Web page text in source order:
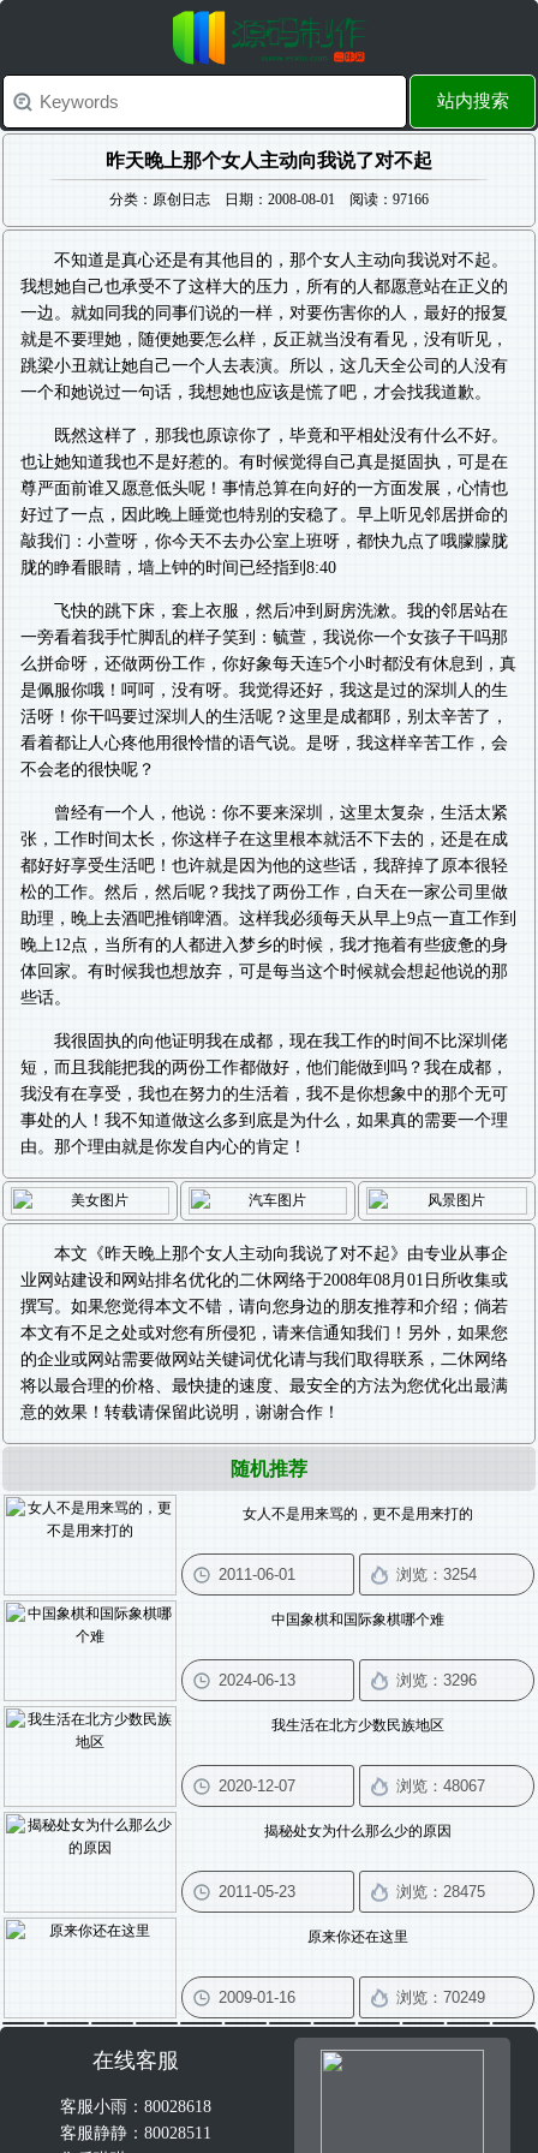
站内搜索
昨天晚上那个女人主动向我说了对不起
分类：原创日志 日期：2008-08-01 阅读：97166
不知道是真心还是有其他目的，那个女人主动向我说对不起。
我想她自己也承受不了这样大的压力，所有的人都愿意站在正义的
一边。就如同我的同事们说的一样，对要伤害你的人，最好的报复
就是不要理她，随便她要怎么样，反正就当没有看见，没有听见，
跳梁小丑就让她自己一个人去表演。所以，这几天全公司的人没有
一个和她说过一句话，我想她也应该是慌了吧，才会找我道歉。
既然这样了，那我也原谅你了，毕竟和平相处没有什么不好。
也让她知道我也不是好惹的。有时候觉得自己真是挺固执，可是在
尊严面前谁又愿意低头呢！事情总算在向好的一方面发展，心情也
好过了一点，因此晚上睡觉也特别的安稳了。早上听见邻居拼命的
敲我们：小萱呀，你今天不去办公室上班呀，都快九点了哦朦朦胧
胧的睁看眼睛，墙上钟的时间已经指到8:40
飞快的跳下床，套上衣服，然后冲到厨房洗漱。我的邻居站在
一旁看着我手忙脚乱的样子笑到：毓萱，我说你一个女孩子干吗那
么拼命呀，还做两份工作，你好象每天连5个小时都没有休息到，真
是佩服你哦！呵呵，没有呀。我觉得还好，我这是过的深圳人的生
活呀！你干吗要过深圳人的生活呢？这里是成都耶，别太辛苦了，
看着都让人心疼他用很怜惜的语气说。是呀，我这样辛苦工作，会
不会老的很快呢？
曾经有一个人，他说：你不要来深圳，这里太复杂，生活太紧
张，工作时间太长，你这样子在这里根本就活不下去的，还是在成
都好好享受生活吧！也许就是因为他的这些话，我辞掉了原本很轻
松的工作。然后，然后呢？我找了两份工作，白天在一家公司里做
助理，晚上去酒吧推销啤酒。这样我必须每天从早上9点一直工作到
晚上12点，当所有的人都进入梦乡的时候，我才拖着有些疲惫的身
体回家。有时候我也想放弃，可是每当这个时候就会想起他说的那
些话。
我很固执的向他证明我在成都，现在我工作的时间不比深圳佬
短，而且我能把我的两份工作都做好，他们能做到吗？我在成都，
我没有在享受，我也在努力的生活着，我不是你想象中的那个无可
事处的人！我不知道做这么多到底是为什么，如果真的需要一个理
由。那个理由就是你发自内心的肯定！
本文《昨天晚上那个女人主动向我说了对不起》由专业从事企
业网站建设和 网站排名优化的二休网络于2008年08月01日所收集或
撰写。如果您觉得本文不错，请向您身边的朋友推荐和介绍；倘若
本文有不足之处或对您有所侵犯，请来信通知我们！另外，如果您
的企业或网站需要做网站关键词优化请与我们取得联系，二休网络
将以最合理的价格、最快捷的速度、最安全的方法为您优化出最满
意的效果！转载请保留此说明，谢谢合作！
随机推荐
女人不是用来骂的，更不是用来打的
中国象棋和国际象棋哪个难
我生活在北方少数民族地区
揭秘处女为什么那么少的原因
原来你还在这里
在线客服
客服小雨：80028618
客服静静：80028511